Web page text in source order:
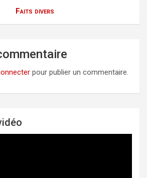
Faits divers
pour publier un commentaire.